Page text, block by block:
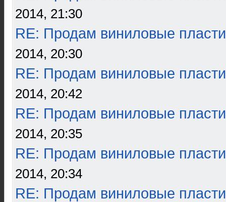
2014, 21:30
RE: Продам виниловые
2014, 20:30
RE: Продам виниловые
2014, 20:42
RE: Продам виниловые
2014, 20:35
RE: Продам виниловые
2014, 20:34
RE: Продам виниловые